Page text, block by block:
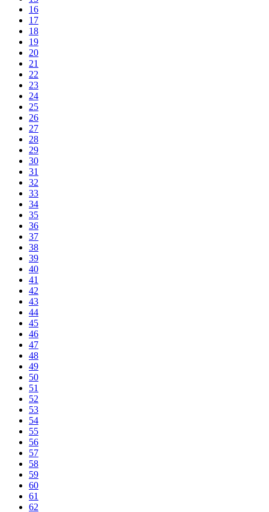
16
17
18
19
20
21
22
23
24
25
26
27
28
29
30
31
32
33
34
35
36
37
38
39
40
41
42
43
44
45
46
47
48
49
50
51
52
53
54
55
56
57
58
59
60
61
62